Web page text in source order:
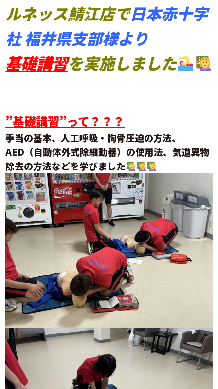
ルネッス鯖江店で日本赤十字
社 福井県支部様より
基礎講習を実施しました
”基礎講習”って？？？
手当の基本、人工呼吸・胸骨圧迫の方法、
AED（自動体外式除細動器）の使用法、気道異物
除去の方法などを学びました